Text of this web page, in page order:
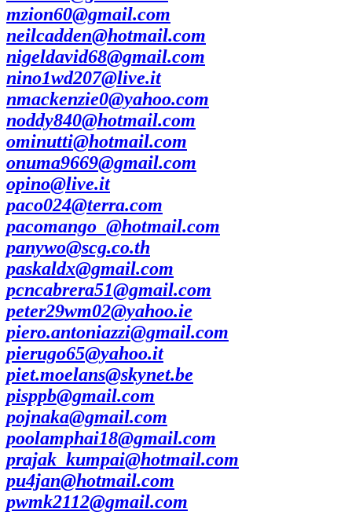
mzion60@gmail.com
neilcadden@hotmail.com
nigeldavid68@gmail.com
nino1wd207@live.it
nmackenzie0@yahoo.com
noddy840@hotmail.com
ominutti@hotmail.com
onuma9669@gmail.com
opino@live.it
paco024@terra.com
pacomango_@hotmail.com
panywo@scg.co.th
paskaldx@gmail.com
pcncabrera51@gmail.com
peter29wm02@yahoo.ie
piero.antoniazzi@gmail.com
pierugo65@yahoo.it
piet.moelans@skynet.be
pisppb@gmail.com
pojnaka@gmail.com
poolamphai18@gmail.com
prajak_kumpai@hotmail.com
pu4jan@hotmail.com
pwmk2112@gmail.com